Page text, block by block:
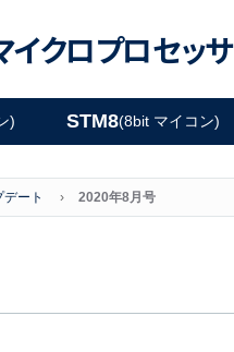
イクロプロセッサ
) STM8(8bit マイコン)
ート 2020年8月号